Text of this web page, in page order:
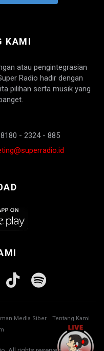
KAMI
atau pengintegrasian
Radio hadir dengan
pilihan serta musik yang
- 2324 - 885
Media Siber
Tentang Kami